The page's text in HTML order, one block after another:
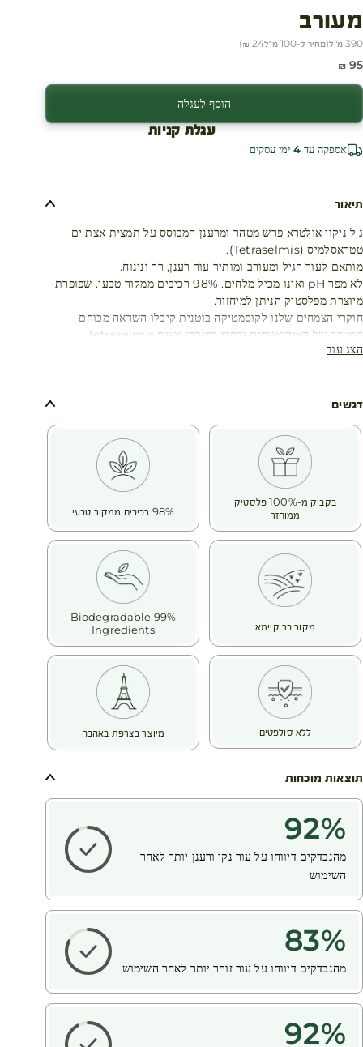
עגלת קניות
מעורב
390 מ"ל (מחיר ל-100 מ״ל 24 ₪
)
מחיר מבצע
95 ₪
הוסף לעגלה
אספקה עד 4 ימי עסקים
תיאור
ג'ל ניקוי אולטרא פרש מטהר ומרענן המבוסס על תמצית אצת ים
טטראסלמיס (Tetraselmis).
מותאם לעור רגיל ומעורב ומותיר עור רענן, רך ונינוח.
לא מפר pH ואינו מכיל מלחים. 98% רכיבים ממקור טבעי. שפופרת
מיוצרת מפלסטיק הניתן למיחזור.
חוקרי הצמחים שלנו לקוסמטיקה בוטנית קיבלו השראה מכוחם
המטהר של האוקיאנוסים ובחרו במיקרו-אצות Tetraselmis.
צמח ימי זה מייצר חמצן ונוגד חמצון בו זמנית. מיקרו-אצה זאת גדלה
הצג עוד
דגשים
בקבוק מ-100% פלסטיק
ממוחזר
98% רכיבים ממקור טבעי
מקור בר קיימא
99% Biodegradable
Ingredients
ללא סולפטים מיוצר בצרפת באהבה
תוצאות מוכחות
92%
מהנבדקים דיווחו על עור נקי ורענן יותר לאחר
השימוש
83%
מהנבדקים דיווחו על עור זוהר יותר לאחר השימוש
92%